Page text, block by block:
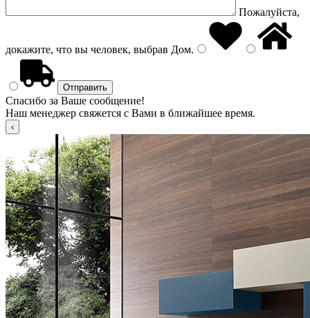
Пожалуйста,
докажите, что вы человек, выбрав Дом.
Спасибо за Ваше сообщение!
Наш менеджер свяжется с Вами в ближайшее время.